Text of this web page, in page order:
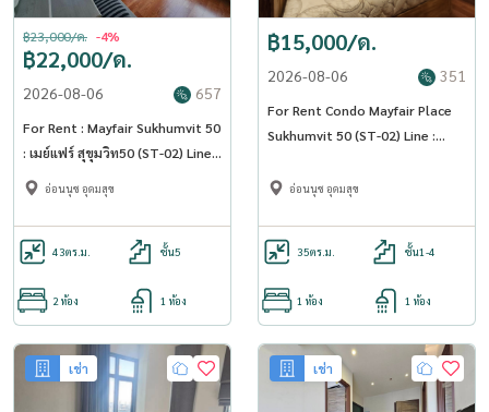
฿22,000/ด.
฿23,000/ด. -4%
2026-08-06 657
For Rent : Mayfair Sukhumvit 50
: เมย์แฟร์ สุขุมวิท50 (ST-02) Line :
@condo78
อ่อนนุช อุดมสุข
43ตร.ม. ชั้น5
2 ห้อง 1 ห้อง
฿15,000/ด.
2026-08-06 351
For Rent Condo Mayfair Place
Sukhumvit 50 (ST-02) Line :
อ่อนนุช อุดมสุข
35ตร.ม. ชั้น1-4
1 ห้อง 1 ห้อง
เช่า เช่า